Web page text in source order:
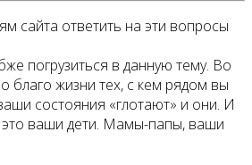
сайта ответить на эти вопросы
погрузиться в данную тему. Во
благо жизни тех, с кем рядом вы
состояния «глотают» и они. И
ваши дети. Мамы-папы, ваши